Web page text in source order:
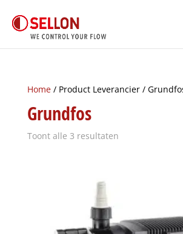
Home/ Product Leverancier /
Grundfos
Toont alle 3 resultaten